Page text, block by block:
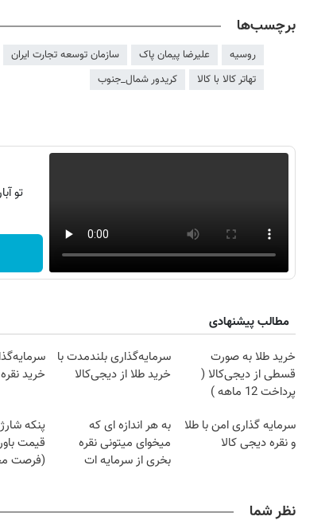
برچسب‌ها
روسیه علیرضا پیمان پاک سازمان توسعه تجارت ایران
تهاتر کالا با کالا
کریدور شمال_جنوب
تو
مطالب پیشنهادی
خرید طلا به صورت
قسطی از دیجی‌کالا (
پرداخت 12 ماهه )
سرمایه‌گذاری بلندمدت با
خرید طلا از دیجی‌کالا
خرید
سرمایه گذاری امن با طلا
و نقره دیجی کالا
به هر اندازه ای که
میخوای میتونی نقره
بخری از سرمایه ات
پنکه
قیمت
(فرصت
نظر شما